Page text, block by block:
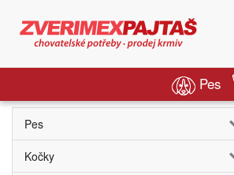
Pes
Pes
Kočky